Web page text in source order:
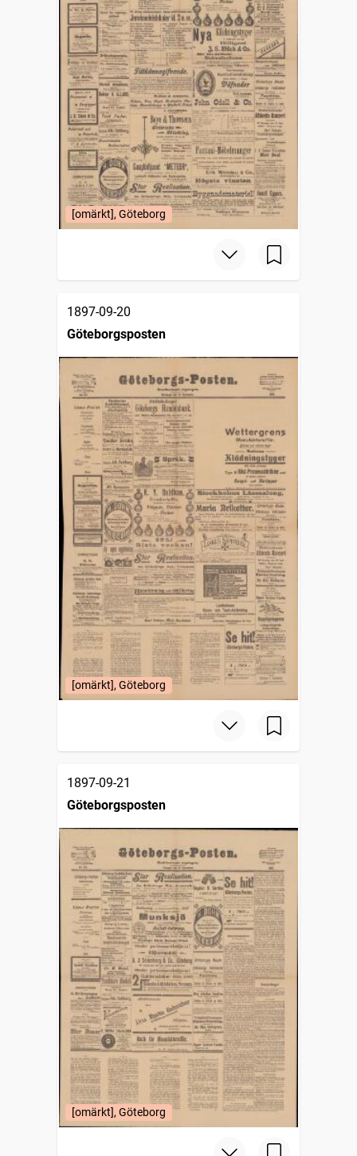
[omärkt], Göteborg
1897-09-20
Göteborgsposten
[omärkt], Göteborg
1897-09-21
Göteborgsposten
[omärkt], Göteborg